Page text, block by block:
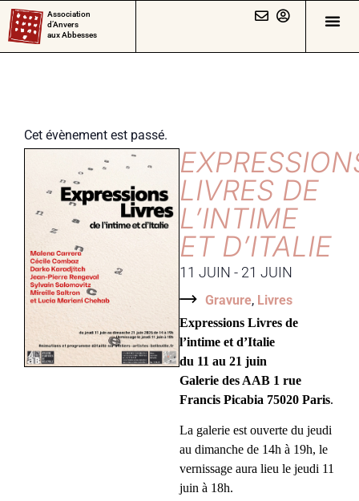
Association
d’Anvers
aux Abbesses
Cet évènement est passé.
LIVRES DE
L’INTIME
ET D’ITALIE
11 JUIN - 21 JUIN
Gravure, Livres
Expressions Livres de
l’intime et d’Italie
du 11 au 21 juin
Galerie des AAB 1 rue
Francis Picabia 75020 Paris.
La galerie est ouverte du jeudi
au dimanche de 14h à 19h, le
vernissage aura lieu le jeudi 11
juin à 18h.